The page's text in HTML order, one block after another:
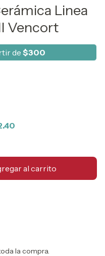
Linea
Vencort
de$300
la compra.